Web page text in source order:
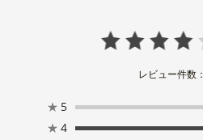
レビュー件数：
★ 5
★ 4